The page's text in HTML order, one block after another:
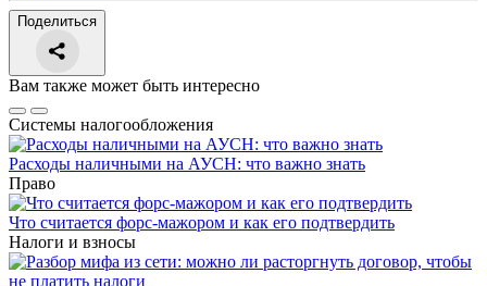
Поделиться
Вам также может быть интересно
Системы налогообложения
Расходы наличными на АУСН: что важно знать
Право
Что считается форс-мажором и как его подтвердить
Налоги и взносы